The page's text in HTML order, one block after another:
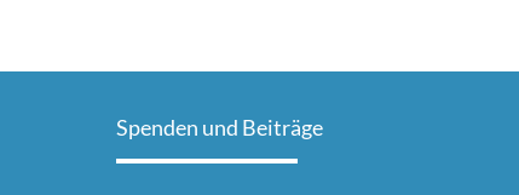
Spenden und Beiträge